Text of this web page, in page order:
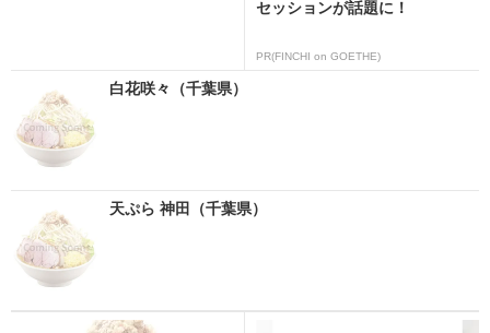
セッションが話題に！
PR(FINCHI on GOETHE)
白花咲々（千葉県）
天ぷら 神田（千葉県）